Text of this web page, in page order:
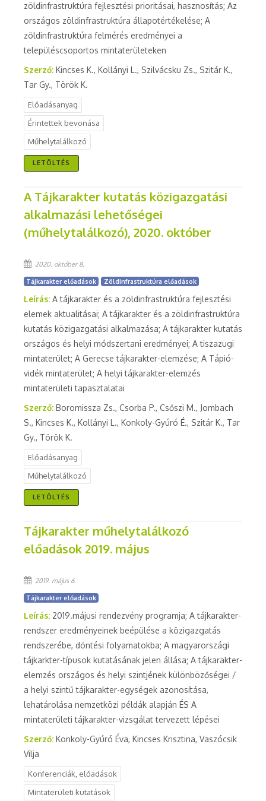
zöldinfrastruktúra fejlesztési prioritásai, hasznosítás; Az
országos zöldinfrastruktúra állapotértékelése; A
zöldinfrastruktúra felmérés eredményei a
településcsoportos mintaterületeken
Szerző: Kincses K., Kollányi L., Szilvácsku Zs., Szitár K.,
Tar Gy., Török K.
Előadásanyag
Érintettek bevonása
Műhelytalálkozó
LETÖLTÉS
A Tájkarakter kutatás közigazgatási
alkalmazási lehetőségei
(műhelytalálkozó), 2020. október
2020. október 8.
Tájkarakter előadások Zöldinfrastruktúra előadások
Leírás: A tájkarakter és a zöldinfrastruktúra fejlesztési
elemek aktualitásai; A tájkarakter és a zöldinfrastruktúra
kutatás közigazgatási alkalmazása; A tájkarakter kutatás
országos és helyi módszertani eredményei; A tiszazugi
mintaterület; A Gerecse tájkarakter-elemzése; A Tápió-
vidék mintaterület; A helyi tájkarakter-elemzés
mintaterületi tapasztalatai
Szerző: Boromissza Zs., Csorba P., Csőszi M., Jombach
S., Kincses K., Kollányi L., Konkoly-Gyúró É., Szitár K., Tar
Gy., Török K.
Előadásanyag
Műhelytalálkozó
LETÖLTÉS
Tájkarakter műhelytalálkozó
előadások 2019. május
2019. május 6.
Tájkarakter előadások
Leírás: 2019.májusi rendezvény programja; A tájkarakter-
rendszer eredményeinek beépülése a közigazgatás
rendszerébe, döntési folyamatokba; A magyarországi
tájkarkter-típusok kutatásának jelen állása; A tájkarakter-
elemzés országos és helyi szintjének különbözőségei /
a helyi szintű tájkarakter-egységek azonosítása,
lehatárolása nemzetközi példák alapján ÉS A
mintaterületi tájkarakter-vizsgálat tervezett lépései
Szerző: Konkoly-Gyúró Éva, Kincses Krisztina, Vaszócsik
Vilja
Konferenciák, előadások
Mintaterületi kutatások